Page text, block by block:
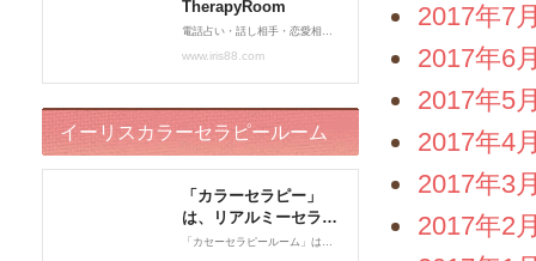
2017年7
2017年6
2017年5
2017年4
2017年3
2017年2
イーリスカラーセラピールーム